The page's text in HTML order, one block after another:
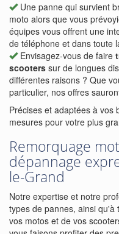
Une panne qui survient
moto alors que vous
équipes vous offrent une
de téléphone et dans toute
Envisagez-vous de faire
scooters sur de longues
différentes raisons ? Que
particulier, nos offres
Précises et adaptées à vos
mesures pour votre plus
Remorquage
dépannage
le-Grand
Notre expertise et notre
types de pannes, ainsi
vos motos et de vos